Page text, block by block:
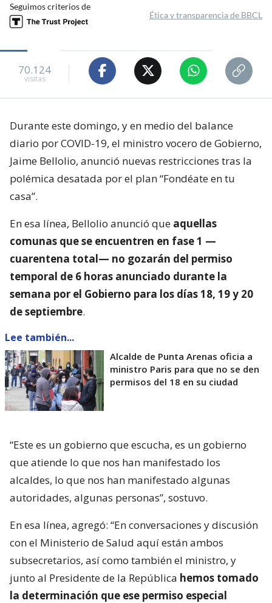
Seguimos criterios de
Ética y transparencia de BBCL
70.124
visitas
Durante este domingo, y en medio del balance
diario por COVID-19, el ministro vocero de Gobierno,
Jaime Bellolio, anunció nuevas restricciones tras la
polémica desatada por el plan “Fondéate en tu
casa”.
En esa línea, Bellolio anunció que aquellas
comunas que se encuentren en fase 1 —
cuarentena total— no gozarán del permiso
temporal de 6 horas anunciado durante la
semana por el Gobierno para los días 18, 19 y 20
de septiembre.
Lee también...
Alcalde de Punta Arenas oficia a
ministro Paris para que no se den
permisos del 18 en su ciudad
“Este es un gobierno que escucha, es un gobierno
que atiende lo que nos han manifestado los
alcaldes, lo que nos han manifestado algunas
autoridades, algunas personas”, sostuvo.
En esa línea, agregó: “En conversaciones y discusión
con el Ministerio de Salud aquí están ambos
subsecretarios, así como también el ministro, y
junto al Presidente de la República hemos tomado
la determinación que ese permiso especial